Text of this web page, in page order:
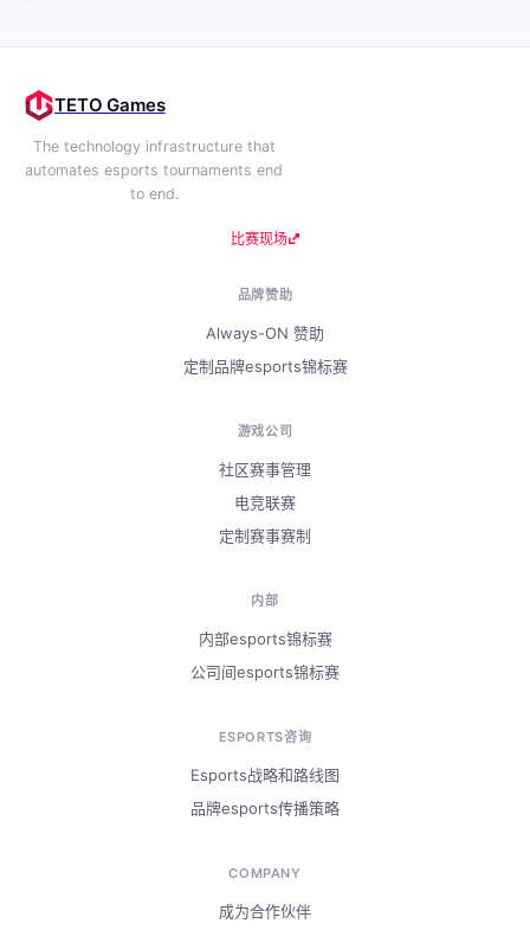
TETO Games
The technology infrastructure that
automates esports tournaments end
to end.
比赛现场
品牌赞助
Always-ON 赞助
定制品牌esports锦标赛
游戏公司
社区赛事管理
电竞联赛
定制赛事赛制
内部
内部esports锦标赛
公司间esports锦标赛
ESPORTS咨询
Esports战略和路线图
品牌esports传播策略
COMPANY
成为合作伙伴